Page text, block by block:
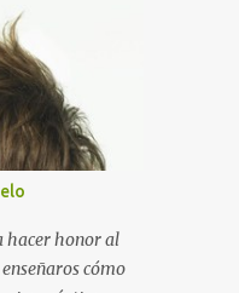
hacer honor al
cómo